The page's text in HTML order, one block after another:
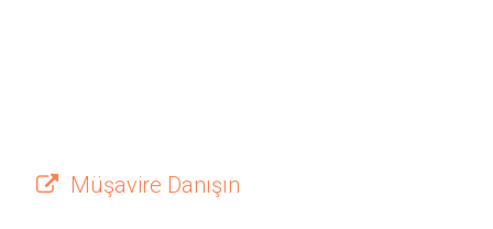
Müşavire Danışın